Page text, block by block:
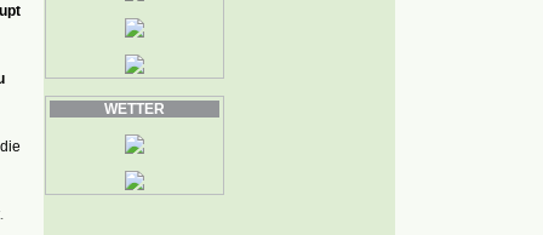
WETTER